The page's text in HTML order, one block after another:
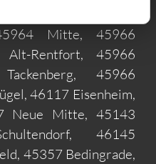
Mitte, 45966
Alt-Rentfort, 45966
45966
46117 Eisenheim,
Neue Mitte, 45143
46145
45357 Bedingrade,